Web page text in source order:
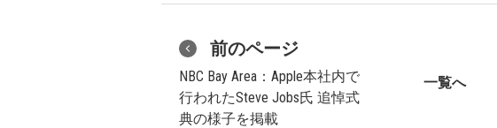
前のページ
NBC Bay Area：Apple本社内で
行われたSteve Jobs氏 追悼式
典の様子を掲載
一覧へ